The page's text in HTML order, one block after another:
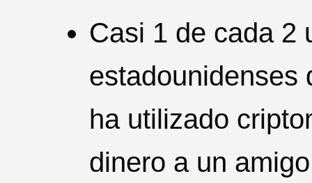
Casi 1 de cada 2
estadounidenses
ha utilizado
dinero a un